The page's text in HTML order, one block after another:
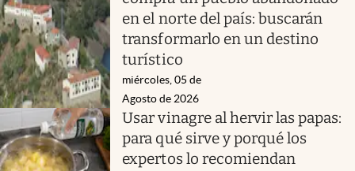
en el norte del país: buscarán
transformarlo en un destino
turístico
miércoles, 05 de
Agosto de 2026
Usar vinagre al hervir las papas:
para qué sirve y porqué los
expertos lo recomiendan